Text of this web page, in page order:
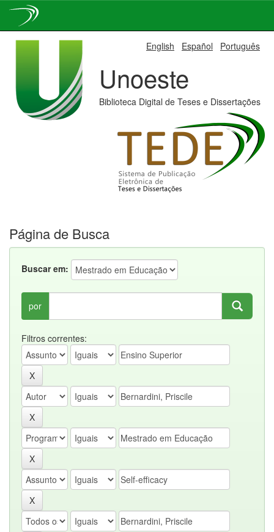
English Español Português
Unoeste
Biblioteca Digital de Teses e Dissertações
Página de Busca
Buscar em:
por
Filtros correntes: